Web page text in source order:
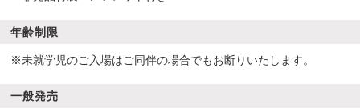
年齢制限
※未就学児のご入場はご同伴の場合でもお断りいたします。
一般発売